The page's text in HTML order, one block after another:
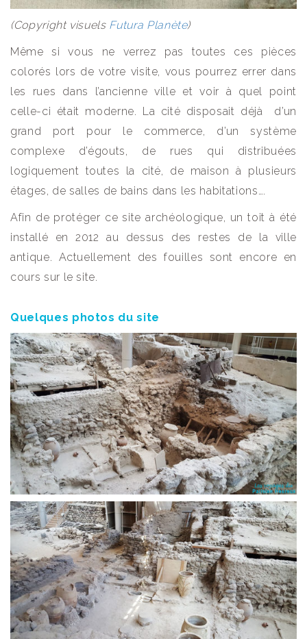
(Copyright visuels Futura Planète)
Même si vous ne verrez pas toutes ces pièces
colorés lors de votre visite, vous pourrez errer dans
les rues dans l’ancienne ville et voir à quel point
celle-ci était moderne. La cité disposait déjà d’un
grand port pour le commerce, d’un système
complexe d’égouts, de rues qui distribuées
logiquement toutes la cité, de maison à plusieurs
étages, de salles de bains dans les habitations….
Afin de protéger ce site archéologique, un toit à été
installé en 2012 au dessus des restes de la ville
antique. Actuellement des fouilles sont encore en
cours sur le site.
Quelques photos du site